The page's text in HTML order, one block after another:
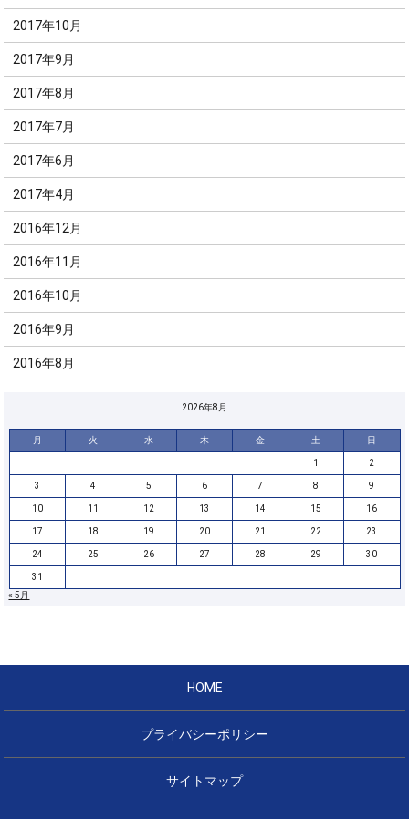
2017年10月
2017年9月
2017年8月
2017年7月
2017年6月
2017年4月
2016年12月
2016年11月
2016年10月
2016年9月
2016年8月
2026年8月
月 火 水 木 金 土 日
1 2
3 4 5 6 7 8 9
10 11 12 13 14 15 16
17 18 19 20 21 22 23
24 25 26 27 28 29 30
31
« 5月
HOME
プライバシーポリシー
サイトマップ